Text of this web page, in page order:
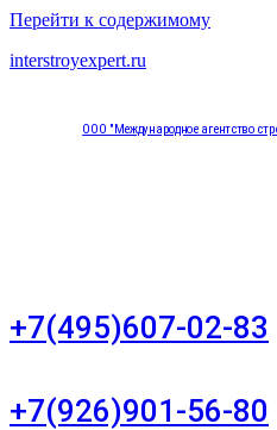
Перейти к содержимому
interstroyexpert.ru
ООО "Международное агентство
+7(495)607-02-83
+7(926)901-56-80